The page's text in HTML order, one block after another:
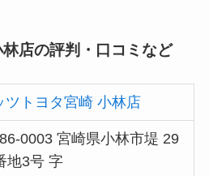
店の評判・口コミなど
ツトヨタ宮崎 小林店
0003 宮崎県小林市堤 29
地3号 字